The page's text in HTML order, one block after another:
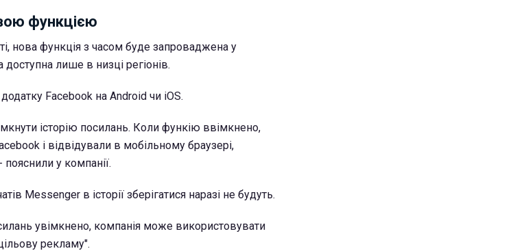
функцією
нова функція з часом буде запроваджена у
лише в низці регіонів.
Facebook на Android чи iOS.
історію посилань. Коли функію ввімкнено,
і відвідували в мобільному браузері,
у компанії.
Messenger в історії зберігатися наразі не будуть.
увімкнено, компанія може використовувати
рекламу".